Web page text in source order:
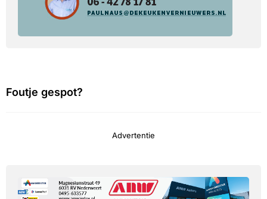
Foutje gespot?
Advertentie